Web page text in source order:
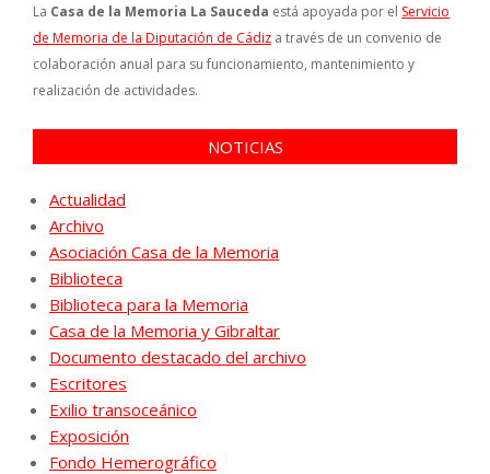
La Casa de la Memoria La Sauceda está apoyada por el Servicio
de Memoria de la Diputación de Cádiz a través de un convenio de
colaboración anual para su funcionamiento, mantenimiento y
realización de actividades.
NOTICIAS
Actualidad
Archivo
Asociación Casa de la Memoria
Biblioteca
Biblioteca para la Memoria
Casa de la Memoria y Gibraltar
Documento destacado del archivo
Escritores
Exilio transoceánico
Exposición
Fondo Hemerográfico